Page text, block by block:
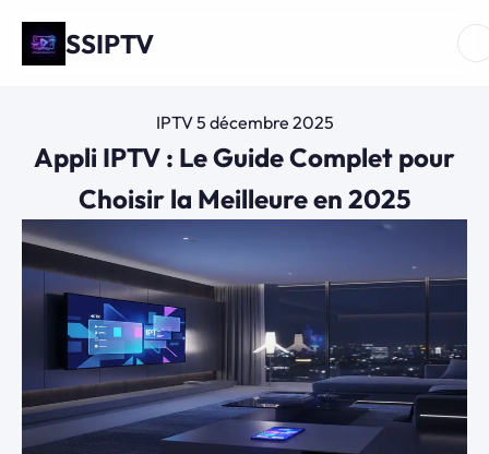
SSIPTV
IPTV5 décembre 2025
Appli IPTV : Le Guide Complet pour
Choisir la Meilleure en 2025